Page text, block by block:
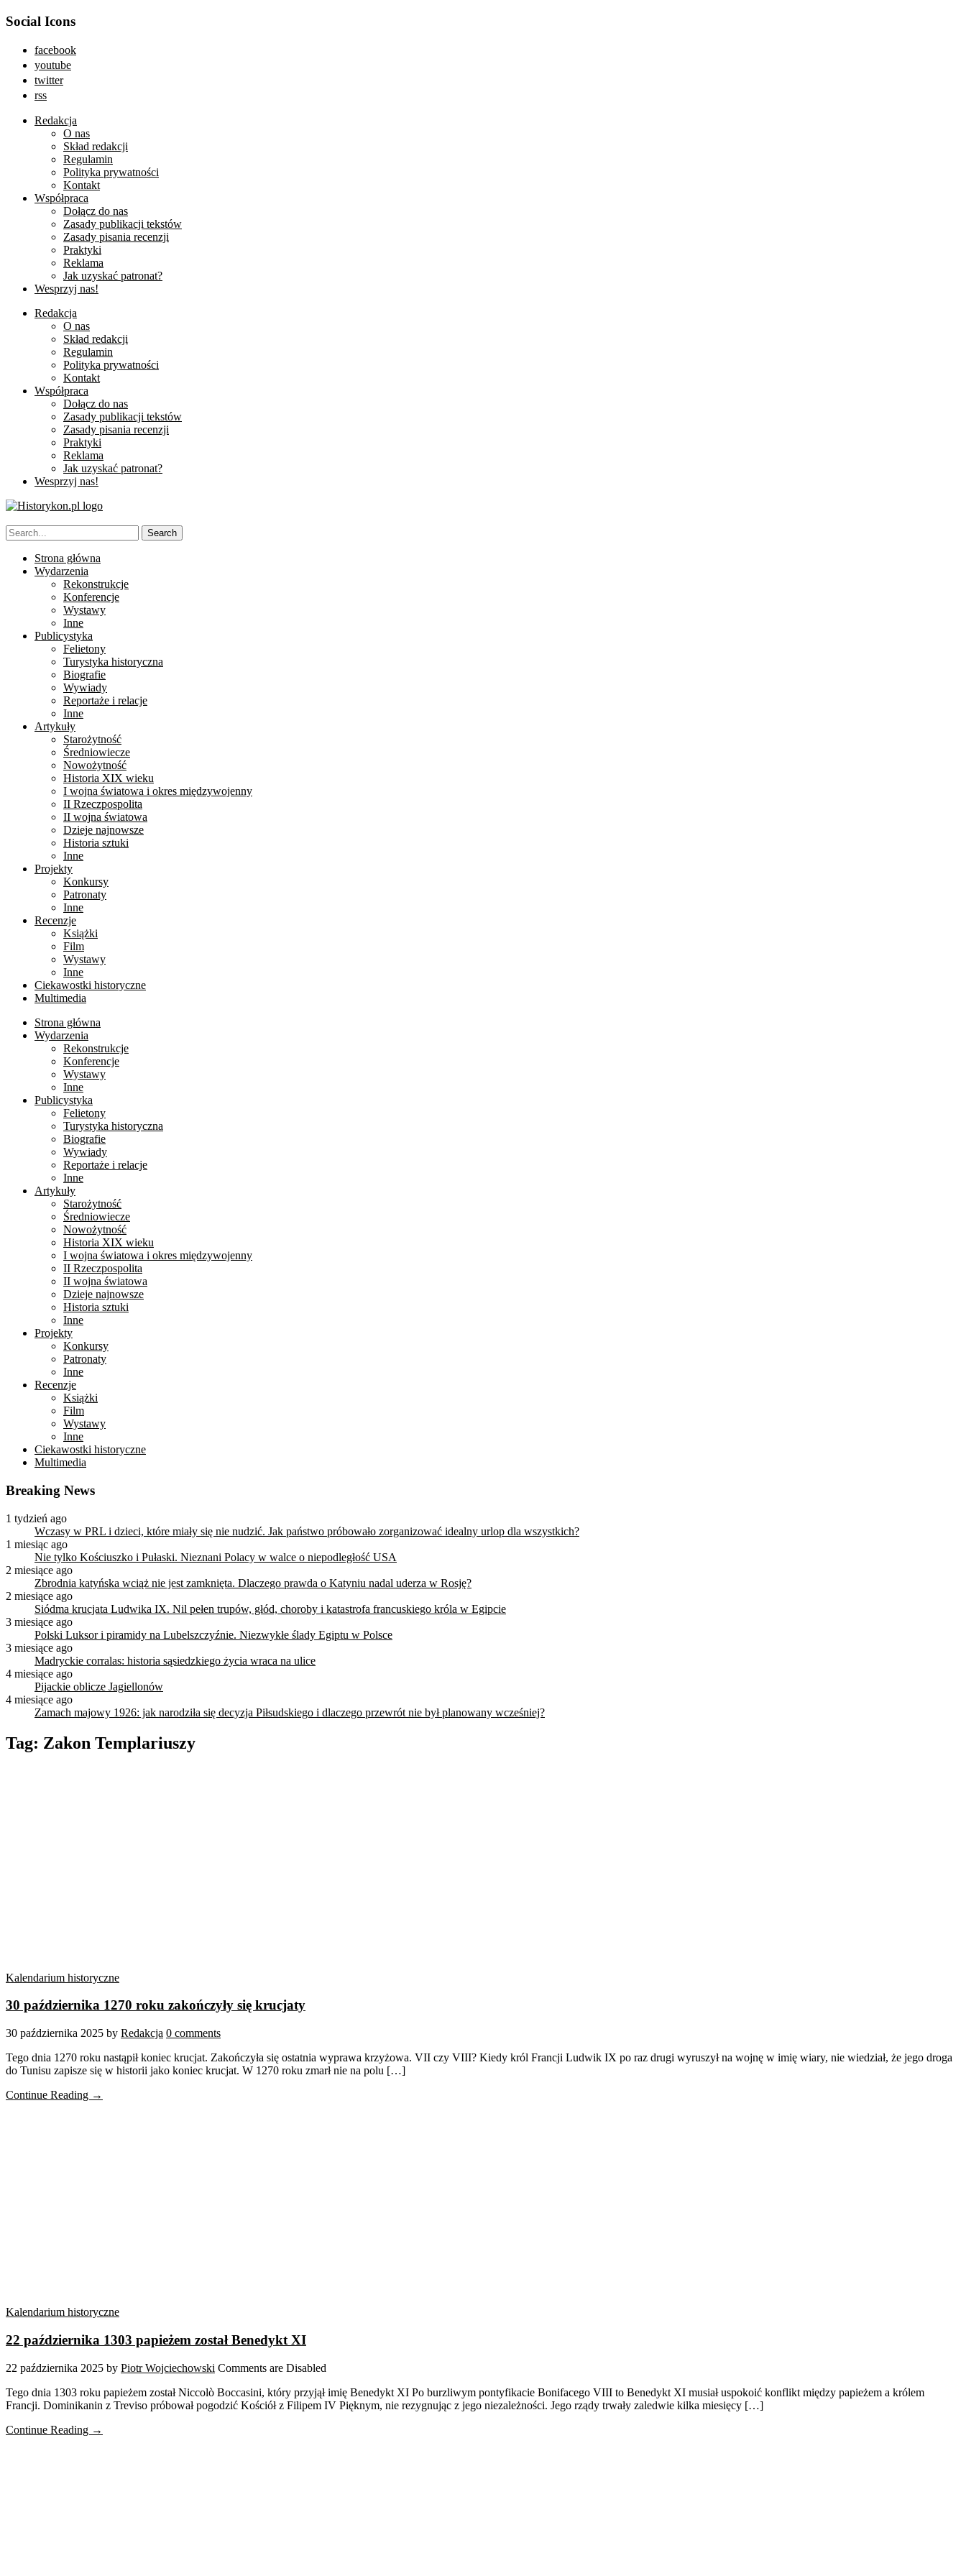
Social Icons
facebook
youtube
twitter
rss
Redakcja
O nas
Skład redakcji
Regulamin
Polityka prywatności
Kontakt
Współpraca
Dołącz do nas
Zasady publikacji tekstów
Zasady pisania recenzji
Praktyki
Reklama
Jak uzyskać patronat?
Wesprzyj nas!
Redakcja
O nas
Skład redakcji
Regulamin
Polityka prywatności
Kontakt
Współpraca
Dołącz do nas
Zasady publikacji tekstów
Zasady pisania recenzji
Praktyki
Reklama
Jak uzyskać patronat?
Wesprzyj nas!
Strona główna
Wydarzenia
Rekonstrukcje
Konferencje
Wystawy
Inne
Publicystyka
Felietony
Turystyka historyczna
Biografie
Wywiady
Reportaże i relacje
Inne
Artykuły
Starożytność
Średniowiecze
Nowożytność
Historia XIX wieku
I wojna światowa i okres międzywojenny
II Rzeczpospolita
II wojna światowa
Dzieje najnowsze
Historia sztuki
Inne
Projekty
Konkursy
Patronaty
Inne
Recenzje
Książki
Film
Wystawy
Inne
Ciekawostki historyczne
Multimedia
Strona główna
Wydarzenia
Rekonstrukcje
Konferencje
Wystawy
Inne
Publicystyka
Felietony
Turystyka historyczna
Biografie
Wywiady
Reportaże i relacje
Inne
Artykuły
Starożytność
Średniowiecze
Nowożytność
Historia XIX wieku
I wojna światowa i okres międzywojenny
II Rzeczpospolita
II wojna światowa
Dzieje najnowsze
Historia sztuki
Inne
Projekty
Konkursy
Patronaty
Inne
Recenzje
Książki
Film
Wystawy
Inne
Ciekawostki historyczne
Multimedia
Breaking News
1 tydzień ago
Wczasy w PRL i dzieci, które miały się nie nudzić. Jak państwo próbowało zorganizować idealny urlop dla wszystkich?
1 miesiąc ago
Nie tylko Kościuszko i Pułaski. Nieznani Polacy w walce o niepodległość USA
2 miesiące ago
Zbrodnia katyńska wciąż nie jest zamknięta. Dlaczego prawda o Katyniu nadal uderza w Rosję?
2 miesiące ago
Siódma krucjata Ludwika IX. Nil pełen trupów, głód, choroby i katastrofa francuskiego króla w Egipcie
3 miesiące ago
Polski Luksor i piramidy na Lubelszczyźnie. Niezwykłe ślady Egiptu w Polsce
3 miesiące ago
Madryckie corralas: historia sąsiedzkiego życia wraca na ulice
4 miesiące ago
Pijackie oblicze Jagiellonów
4 miesiące ago
Zamach majowy 1926: jak narodziła się decyzja Piłsudskiego i dlaczego przewrót nie był planowany wcześniej?
Tag: Zakon Templariuszy
Kalendarium historyczne
30 października 1270 roku zakończyły się krucjaty
30 października 2025 by Redakcja 0 comments
Tego dnia 1270 roku nastąpił koniec krucjat. Zakończyła się ostatnia wyprawa krzyżowa. VII czy VIII? Kiedy król Francji Ludwik IX po raz drugi wyruszył na wojnę w imię wiary, nie wiedział, że jego droga
do Tunisu zapisze się w historii jako koniec krucjat. W 1270 roku zmarł nie na polu […]
Continue Reading →
Kalendarium historyczne
22 października 1303 papieżem został Benedykt XI
22 października 2025 by Piotr Wojciechowski Comments are Disabled
Tego dnia 1303 roku papieżem został Niccolò Boccasini, który przyjął imię Benedykt XI Po burzliwym pontyfikacie Bonifacego VIII to Benedykt XI musiał uspokoić konflikt między papieżem a królem
Francji. Dominikanin z Treviso próbował pogodzić Kościół z Filipem IV Pięknym, nie rezygnując z jego niezależności. Jego rządy trwały zaledwie kilka miesięcy […]
Continue Reading →